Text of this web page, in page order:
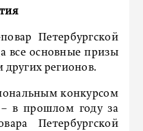
Петербургской
все основные призы
других регионов.
конкурсом
в прошлом году за
Петербургской